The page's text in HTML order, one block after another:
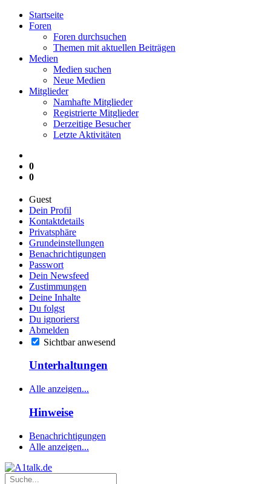
Startseite
Foren
Foren durchsuchen
Themen mit aktuellen Beiträgen
Medien
Medien suchen
Neue Medien
Mitglieder
Namhafte Mitglieder
Registrierte Mitglieder
Derzeitige Besucher
Letzte Aktivitäten
0
0
Guest
Dein Profil
Kontaktdetails
Privatsphäre
Grundeinstellungen
Benachrichtigungen
Passwort
Dein Newsfeed
Zustimmungen
Deine Inhalte
Du folgst
Du ignorierst
Abmelden
Sichtbar anwesend
Unterhaltungen
Alle anzeigen...
Hinweise
Benachrichtigungen
Alle anzeigen...